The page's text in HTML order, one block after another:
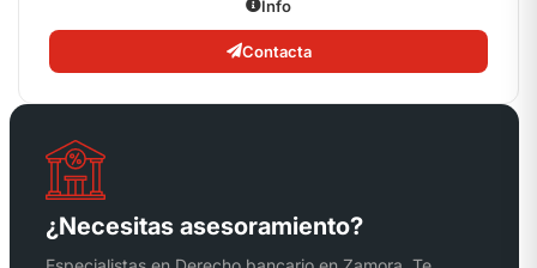
Info
Contacta
¿Necesitas asesoramiento?